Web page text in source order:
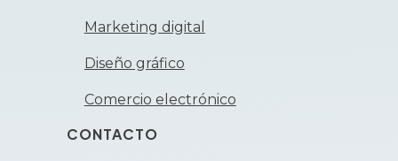
Marketing digital
Diseño gráfico
Comercio electrónico
CONTACTO